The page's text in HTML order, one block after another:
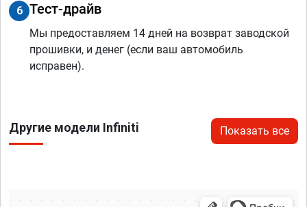
6 Тест-драйв
Мы предоставляем 14 дней на возврат заводской
прошивки, и денег (если ваш автомобиль
исправен).
Другие модели Infiniti Показать все